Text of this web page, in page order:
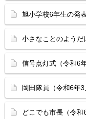
旭小学校6年生の発
小さなことのようだ
信号点灯式（令和6
岡田隊員（令和6年3
どこでも市長（令和